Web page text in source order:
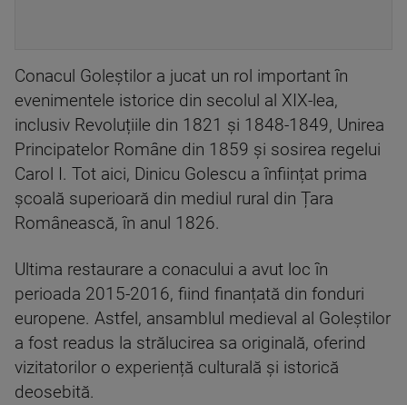
Conacul Goleștilor a jucat un rol important în
evenimentele istorice din secolul al XIX-lea,
inclusiv Revoluțiile din 1821 și 1848-1849, Unirea
Principatelor Române din 1859 și sosirea regelui
Carol I. Tot aici, Dinicu Golescu a înființat prima
școală superioară din mediul rural din Țara
Românească, în anul 1826.
Ultima restaurare a conacului a avut loc în
perioada 2015-2016, fiind finanțată din fonduri
europene. Astfel, ansamblul medieval al Goleștilor
a fost readus la strălucirea sa originală, oferind
vizitatorilor o experiență culturală și istorică
deosebită.